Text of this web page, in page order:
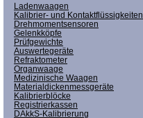
Ladenwaagen
Kalibrier- und Kontaktflüssigkeiten
Drehmomentsensoren
Gelenkköpfe
Prüfgewichte
Auswertegeräte
Refraktometer
Organwaage
Medizinische Waagen
Materialdickenmessgeräte
Kalibrierblöcke
Registrierkassen
DAkkS-Kalibrierung